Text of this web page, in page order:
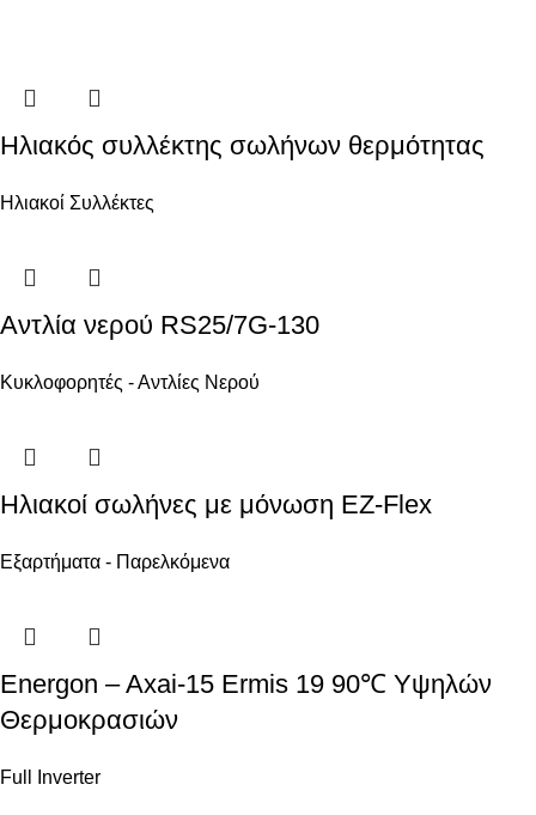
Ηλιακός συλλέκτης σωλήνων θερμότητας
Ηλιακοί Συλλέκτες
Αντλία νερού RS25/7G-130
Κυκλοφορητές - Αντλίες Νερού
Ηλιακοί σωλήνες με μόνωση EZ-Flex
Εξαρτήματα - Παρελκόμενα
Energon – Axai-15 Ermis 19 90℃ Υψηλών
Θερμοκρασιών
Full Inverter